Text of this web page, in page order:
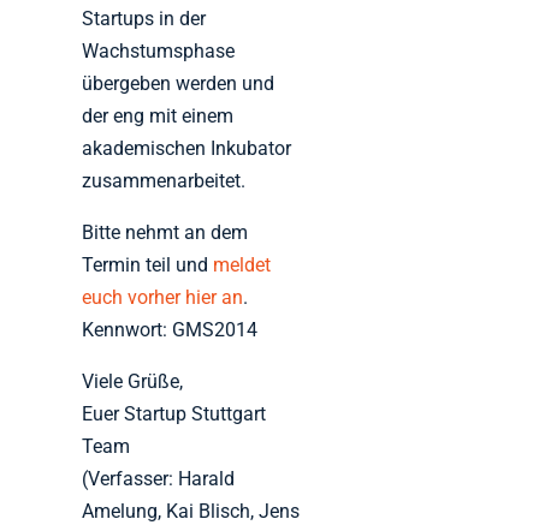
Startups in der
Wachstumsphase
übergeben werden und
der eng mit einem
akademischen Inkubator
zusammenarbeitet.
Bitte nehmt an dem
Termin teil und meldet
euch vorher hier an.
Kennwort: GMS2014
Viele Grüße,
Euer Startup Stuttgart
Team
(Verfasser: Harald
Amelung, Kai Blisch, Jens